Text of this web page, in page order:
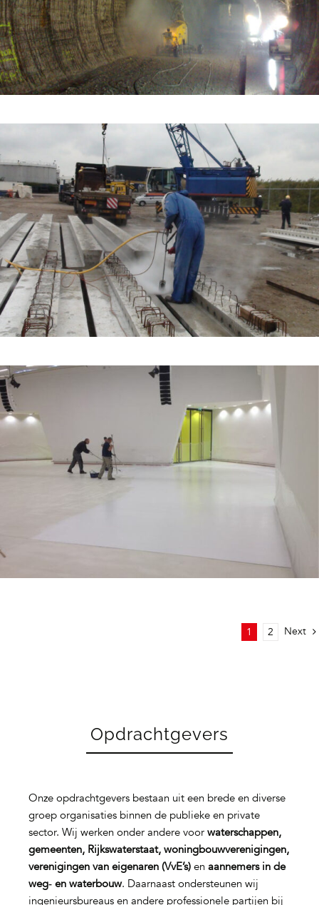
1 2 Next
Opdrachtgevers
Onze opdrachtgevers bestaan uit een brede en diverse
groep organisaties binnen de publieke en private
sector. Wij werken onder andere voor waterschappen,
gemeenten, Rijkswaterstaat, woningbouwverenigingen,
verenigingen van eigenaren (VvE’s)en aannemers in de
weg‑ en waterbouw. Daarnaast ondersteunen wij
ingenieursbureaus en andere professionele partijen bij